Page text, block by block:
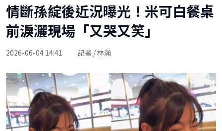
情斷孫綻後近況曝光！米可白餐桌
前淚灑現場「又哭又笑」
2026-06-04 14:41 記者 / 林瀚